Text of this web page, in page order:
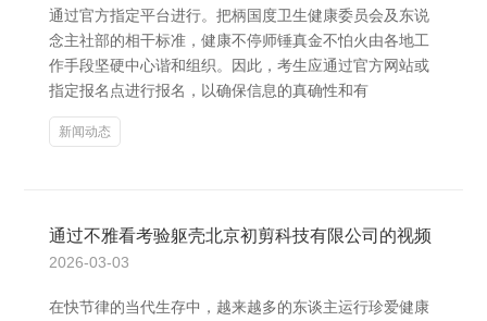
通过官方指定平台进行。把柄国度卫生健康委员会及东说
念主社部的相干标准，健康不停师锤真金不怕火由各地工
作手段坚硬中心谐和组织。因此，考生应通过官方网站或
指定报名点进行报名，以确保信息的真确性和有
新闻动态
通过不雅看考验躯壳北京初剪科技有限公司的视频
2026-03-03
在快节律的当代生存中，越来越多的东谈主运行珍爱健康